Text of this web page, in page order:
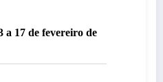
a 17 de fevereiro de